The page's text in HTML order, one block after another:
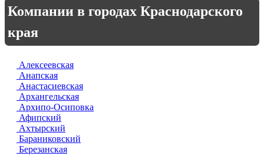
Компании в городах Краснодарского
края
Алексеевская
Анапская
Анастасиевская
Архангельская
Архипо-Осиповка
Афипский
Ахтырский
Бараниковский
Березанская